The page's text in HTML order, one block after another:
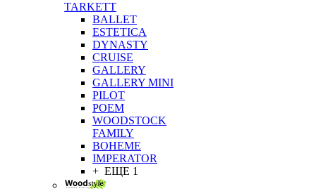
TARKETT
BALLET
ESTETICA
DYNASTY
CRUISE
GALLERY
GALLERY MINI
PILOT
POEM
WOODSTOCK
FAMILY
BOHEME
IMPERATOR
+ ЕЩЕ 1